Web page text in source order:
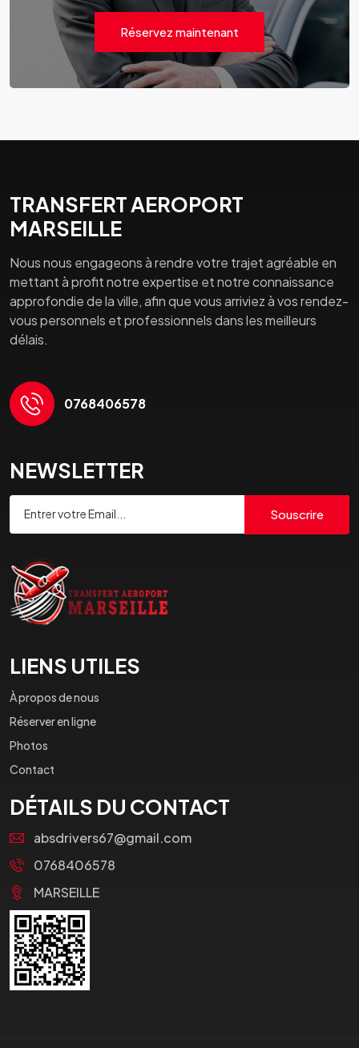
Réservez maintenant
TRANSFERT AEROPORT
MARSEILLE
Nous nous engageons à rendre votre trajet agréable en
mettant à profit notre expertise et notre connaissance
approfondie de la ville, afin que vous arriviez à vos rendez-
vous personnels et professionnels dans les meilleurs
délais.
0768406578
NEWSLETTER
Souscrire
LIENS UTILES
À propos de nous
Réserver en ligne
Photos
Contact
DÉTAILS DU CONTACT
absdrivers67@gmail.com
0768406578
MARSEILLE